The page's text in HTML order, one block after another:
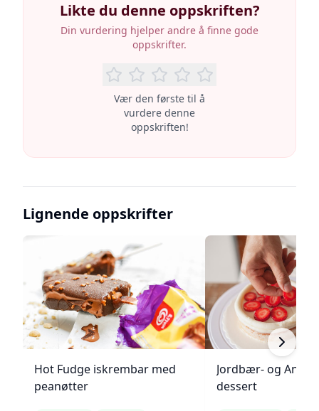
Likte du denne oppskriften?
Din vurdering hjelper andre å finne gode
oppskrifter.
Vær den første til å
vurdere denne
oppskriften!
Lignende oppskrifter
Hot Fudge iskrembar med
peanøtter
Jordbær- og Angel
dessert